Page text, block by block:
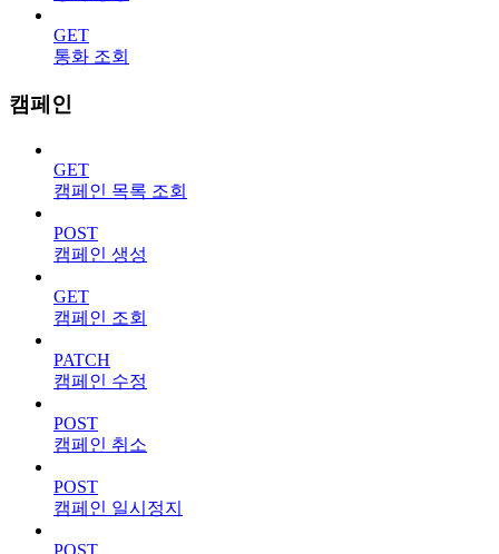
GET
통화 조회
캠페인
GET
캠페인 목록 조회
POST
캠페인 생성
GET
캠페인 조회
PATCH
캠페인 수정
POST
캠페인 취소
POST
캠페인 일시정지
POST